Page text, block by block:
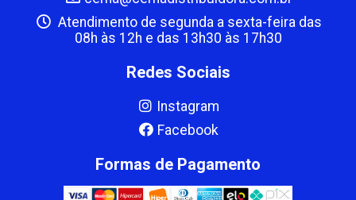
Atendimento de segunda a sexta-feira das
08h às 12h e das 13h30 às 17h30
Redes Sociais
Instagram
Facebook
Formas de Pagamento